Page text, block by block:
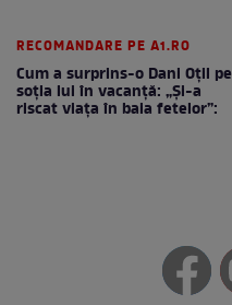
RECOMANDARE PE A1.RO
Cum a surprins-o Dani Oțil pe
soția lui în vacanță: „Și-a
riscat viața în baia fetelor”: